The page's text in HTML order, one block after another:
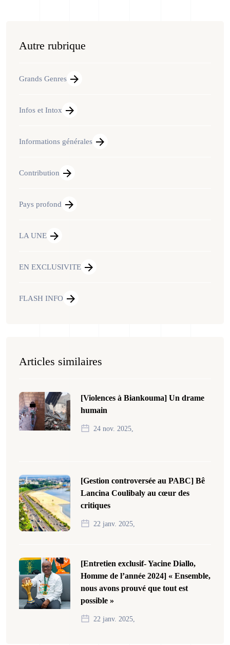
Autre rubrique
Grands Genres
Infos et Intox
Informations générales
Contribution
Pays profond
LA UNE
EN EXCLUSIVITE
FLASH INFO
Articles similaires
[Violences à Biankouma] Un drame
humain
24 nov. 2025,
[Gestion controversée au PABC] Bê
Lancina Coulibaly au cœur des
critiques
22 janv. 2025,
[Entretien exclusif- Yacine Diallo,
Homme de l’année 2024] « Ensemble,
nous avons prouvé que tout est
possible »
22 janv. 2025,